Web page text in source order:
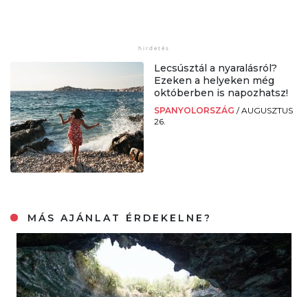
Lecsúsztál a nyaralásról?
Ezeken a helyeken még
októberben is napozhatsz!
SPANYOLORSZÁG /AUGUSZTUS
26.
MÁS AJÁNLAT ÉRDEKELNE?